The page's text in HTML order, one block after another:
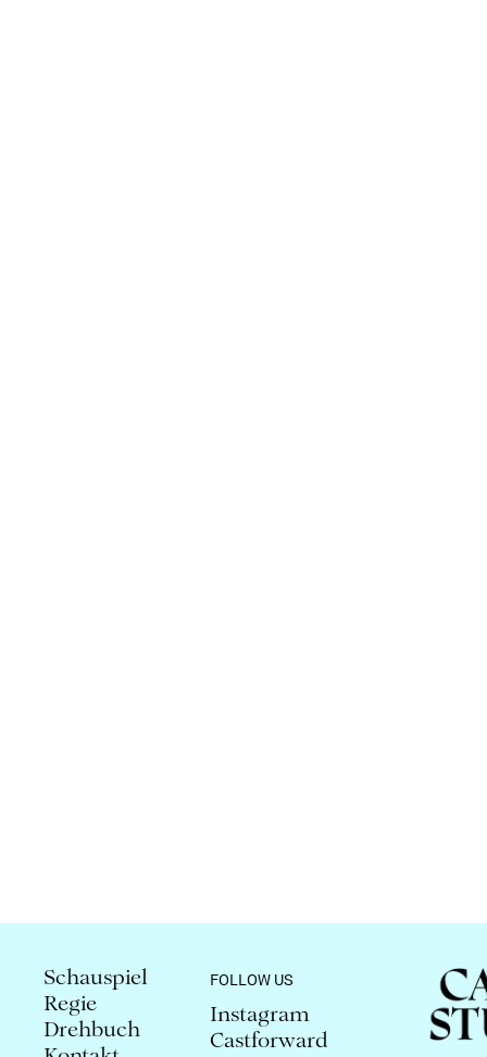
Schauspiel
Regie
Drehbuch
FOLLOW US
Instagram
Castforward